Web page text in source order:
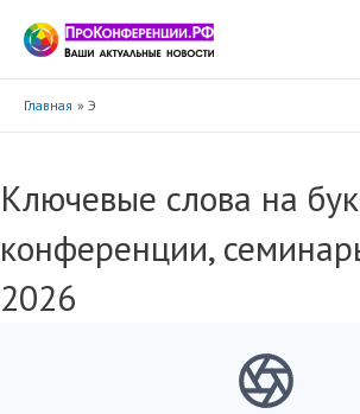
содержимому
Главная Э
Ключевые слова на
конференции,
2026